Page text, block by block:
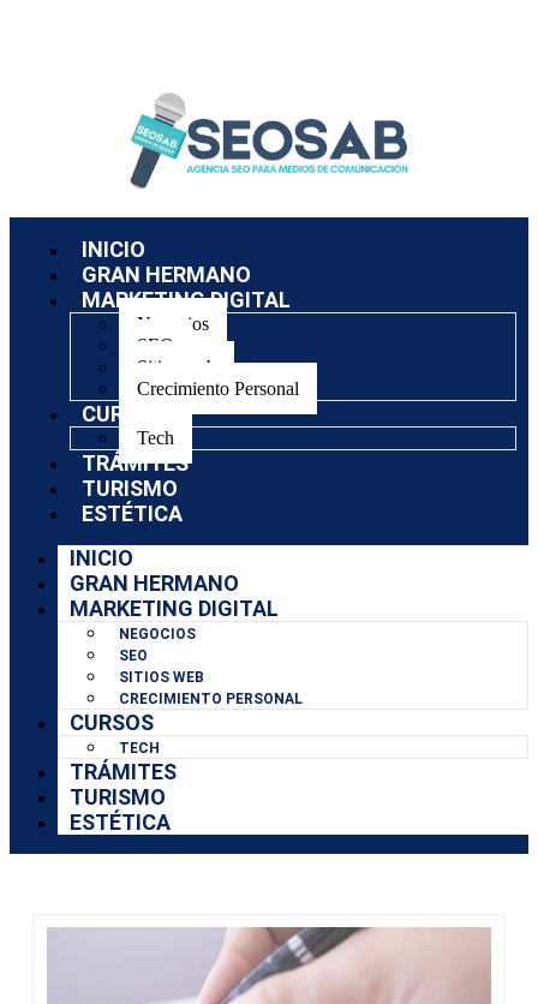
INICIO
GRAN HERMANO
MARKETING DIGITAL
Negocios
SEO
Sitios web
Crecimiento Personal
CURSOS
Tech
TRÁMITES
TURISMO
ESTÉTICA
INICIO
GRAN HERMANO
MARKETING DIGITAL
NEGOCIOS
SEO
SITIOS WEB
CRECIMIENTO PERSONAL
CURSOS
TECH
TRÁMITES
TURISMO
ESTÉTICA